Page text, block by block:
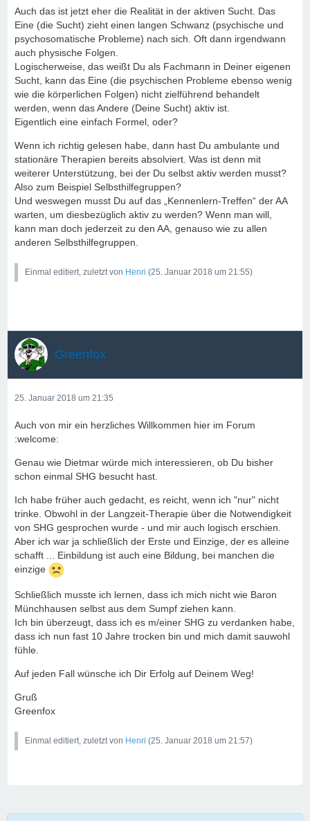
Auch das ist jetzt eher die Realität in der aktiven Sucht. Das
Eine (die Sucht) zieht einen langen Schwanz (psychische und
psychosomatische Probleme) nach sich. Oft dann irgendwann
auch physische Folgen.
Logischerweise, das weißt Du als Fachmann in Deiner eigenen
Sucht, kann das Eine (die psychischen Probleme ebenso wenig
wie die körperlichen Folgen) nicht zielführend behandelt
werden, wenn das Andere (Deine Sucht) aktiv ist.
Eigentlich eine einfach Formel, oder?
Wenn ich richtig gelesen habe, dann hast Du ambulante und
stationäre Therapien bereits absolviert. Was ist denn mit
weiterer Unterstützung, bei der Du selbst aktiv werden musst?
Also zum Beispiel Selbsthilfegruppen?
Und weswegen musst Du auf das „Kennenlern-Treffen“ der AA
warten, um diesbezüglich aktiv zu werden? Wenn man will,
kann man doch jederzeit zu den AA, genauso wie zu allen
anderen Selbsthilfegruppen.
Einmal editiert, zuletzt von Henri (25. Januar 2018 um 21:55)
Greenfox
25. Januar 2018 um 21:35
Auch von mir ein herzliches Willkommen hier im Forum
:welcome:
Genau wie Dietmar würde mich interessieren, ob Du bisher
schon einmal SHG besucht hast.
Ich habe früher auch gedacht, es reicht, wenn ich "nur" nicht
trinke. Obwohl in der Langzeit-Therapie über die Notwendigkeit
von SHG gesprochen wurde - und mir auch logisch erschien.
Aber ich war ja schließlich der Erste und Einzige, der es alleine
schafft ... Einbildung ist auch eine Bildung, bei manchen die
einzige
Schließlich musste ich lernen, dass ich mich nicht wie Baron
Münchhausen selbst aus dem Sumpf ziehen kann.
Ich bin überzeugt, dass ich es m/einer SHG zu verdanken habe,
dass ich nun fast 10 Jahre trocken bin und mich damit sauwohl
fühle.
Auf jeden Fall wünsche ich Dir Erfolg auf Deinem Weg!
Gruß
Greenfox
Einmal editiert, zuletzt von Henri (25. Januar 2018 um 21:57)